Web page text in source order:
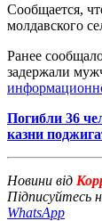
Сообщается,
молдавского
Ранее
задержали
Погибли 36
казни
Новини від
Підписуйтесь
WhatsApp